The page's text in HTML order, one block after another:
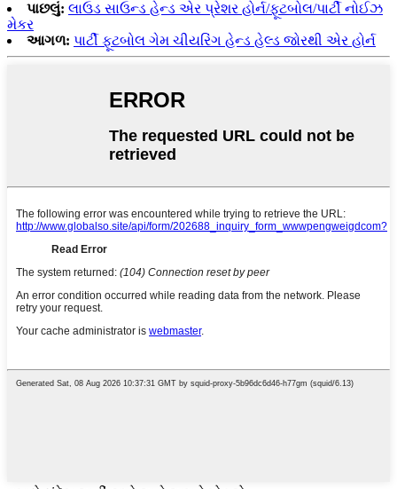
પાછલું: લાઉડ સાઉન્ડ હેન્ડ એર પ્રેશર હોર્ન/ફૂટબોલ/પાર્ટી નોઈઝ
મેકર
આગળ: પાર્ટી ફૂટબોલ ગેમ ચીયરિંગ હેન્ડ હેલ્ડ જોરથી એર હોર્ન